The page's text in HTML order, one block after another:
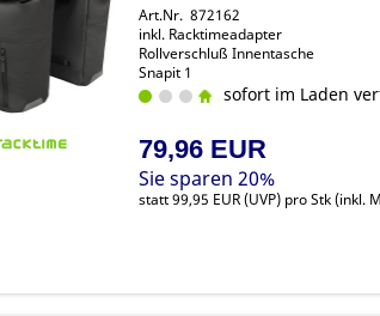
Art.Nr. 872162
inkl. Racktimeadapter
Rollverschluß Innentasche
Snapit 1
sofort im Laden
79,96 EUR
Sie sparen 20%
statt99,95 EUR(UVP) pro Stk (inkl.